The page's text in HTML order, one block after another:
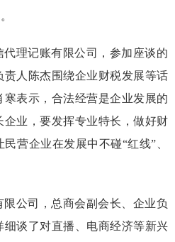
理记账有限公司，参加座谈的
责人陈杰围绕企业财税发展等话
表示，合法经营是企业发展的
企业，要发挥专业特长，做好财
营企业在发展中不碰“红线”、
公司，总商会副会长、企业负
谈了对直播、电商经济等新兴